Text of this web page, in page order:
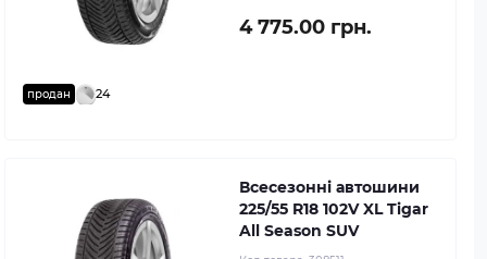
продан 24
4 775.00 грн.
Всесезонні автошини
225/55 R18 102V XL Tigar
All Season SUV